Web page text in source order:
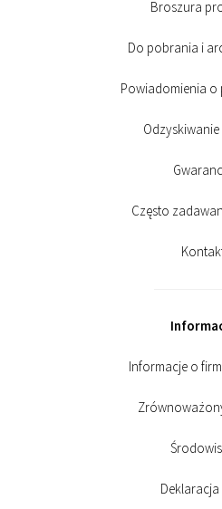
Broszura
Do pobrania i
Powiadomienia
Często
Informacje o
Deklaracja